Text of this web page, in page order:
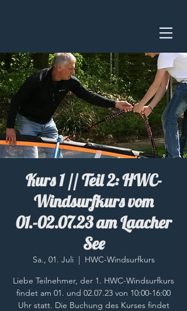
Kurs 1 // Teil 2: HWC-
Windsurfkurs vom
01.-02.07.23 am Laacher
See
Sa., 01. Juli
  |
HWC-Windsurfkurs
Liebe Teilnehmer, der 1. HWC-Windsurfkurs
findet am 01. und 02.07.23 von 10:00-16:00
Uhr statt. Die Buchung des Kurses findet